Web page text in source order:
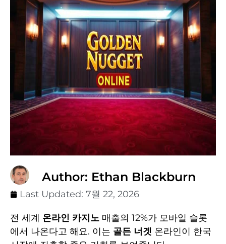
Author: Ethan Blackburn
Last Updated: 7월 22, 2026
전 세계 온라인 카지노 매출의 12%가 모바일 슬롯
에서 나온다고 해요. 이는 골든 너겟 온라인이 한국